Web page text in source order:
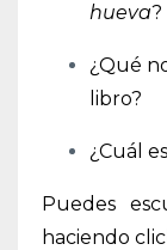
hueva?
¿Qué
libro?
¿Cuál
Puedes
haciendo